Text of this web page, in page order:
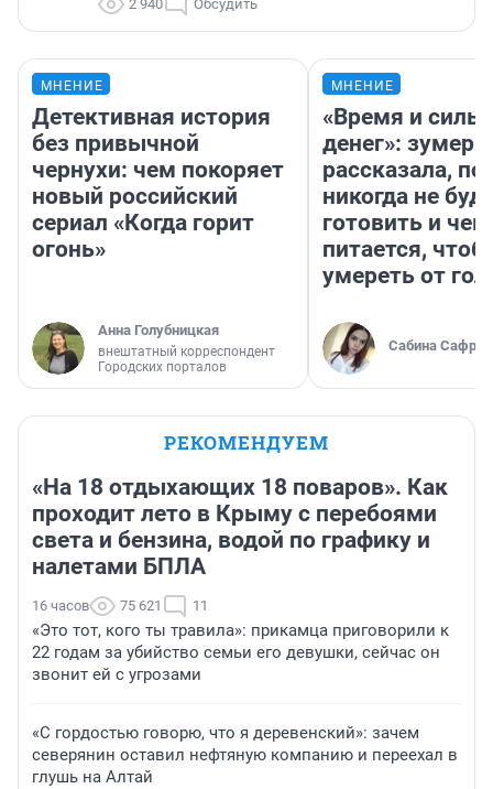
2 940 Обсудить
МНЕНИЕ
Детективная история
без привычной
чернухи: чем покоряет
новый российский
сериал «Когда горит
огонь»
Анна Голубницкая
внештатный корреспондент
Городских порталов
МНЕНИЕ
«Время и
денег»:
рассказала,
никогда не
готовить и чем
питается,
умереть от
Сабина
РЕКОМЕНДУЕМ
«На 18 отдыхающих 18 поваров». Как
проходит лето в Крыму с перебоями
света и бензина, водой по графику и
налетами БПЛА
16 часов 75 621 11
«Это тот, кого ты травила»: прикамца приговорили к
22 годам за убийство семьи его девушки, сейчас он
звонит ей с угрозами
«С гордостью говорю, что я деревенский»: зачем
северянин оставил нефтяную компанию и переехал в
глушь на Алтай